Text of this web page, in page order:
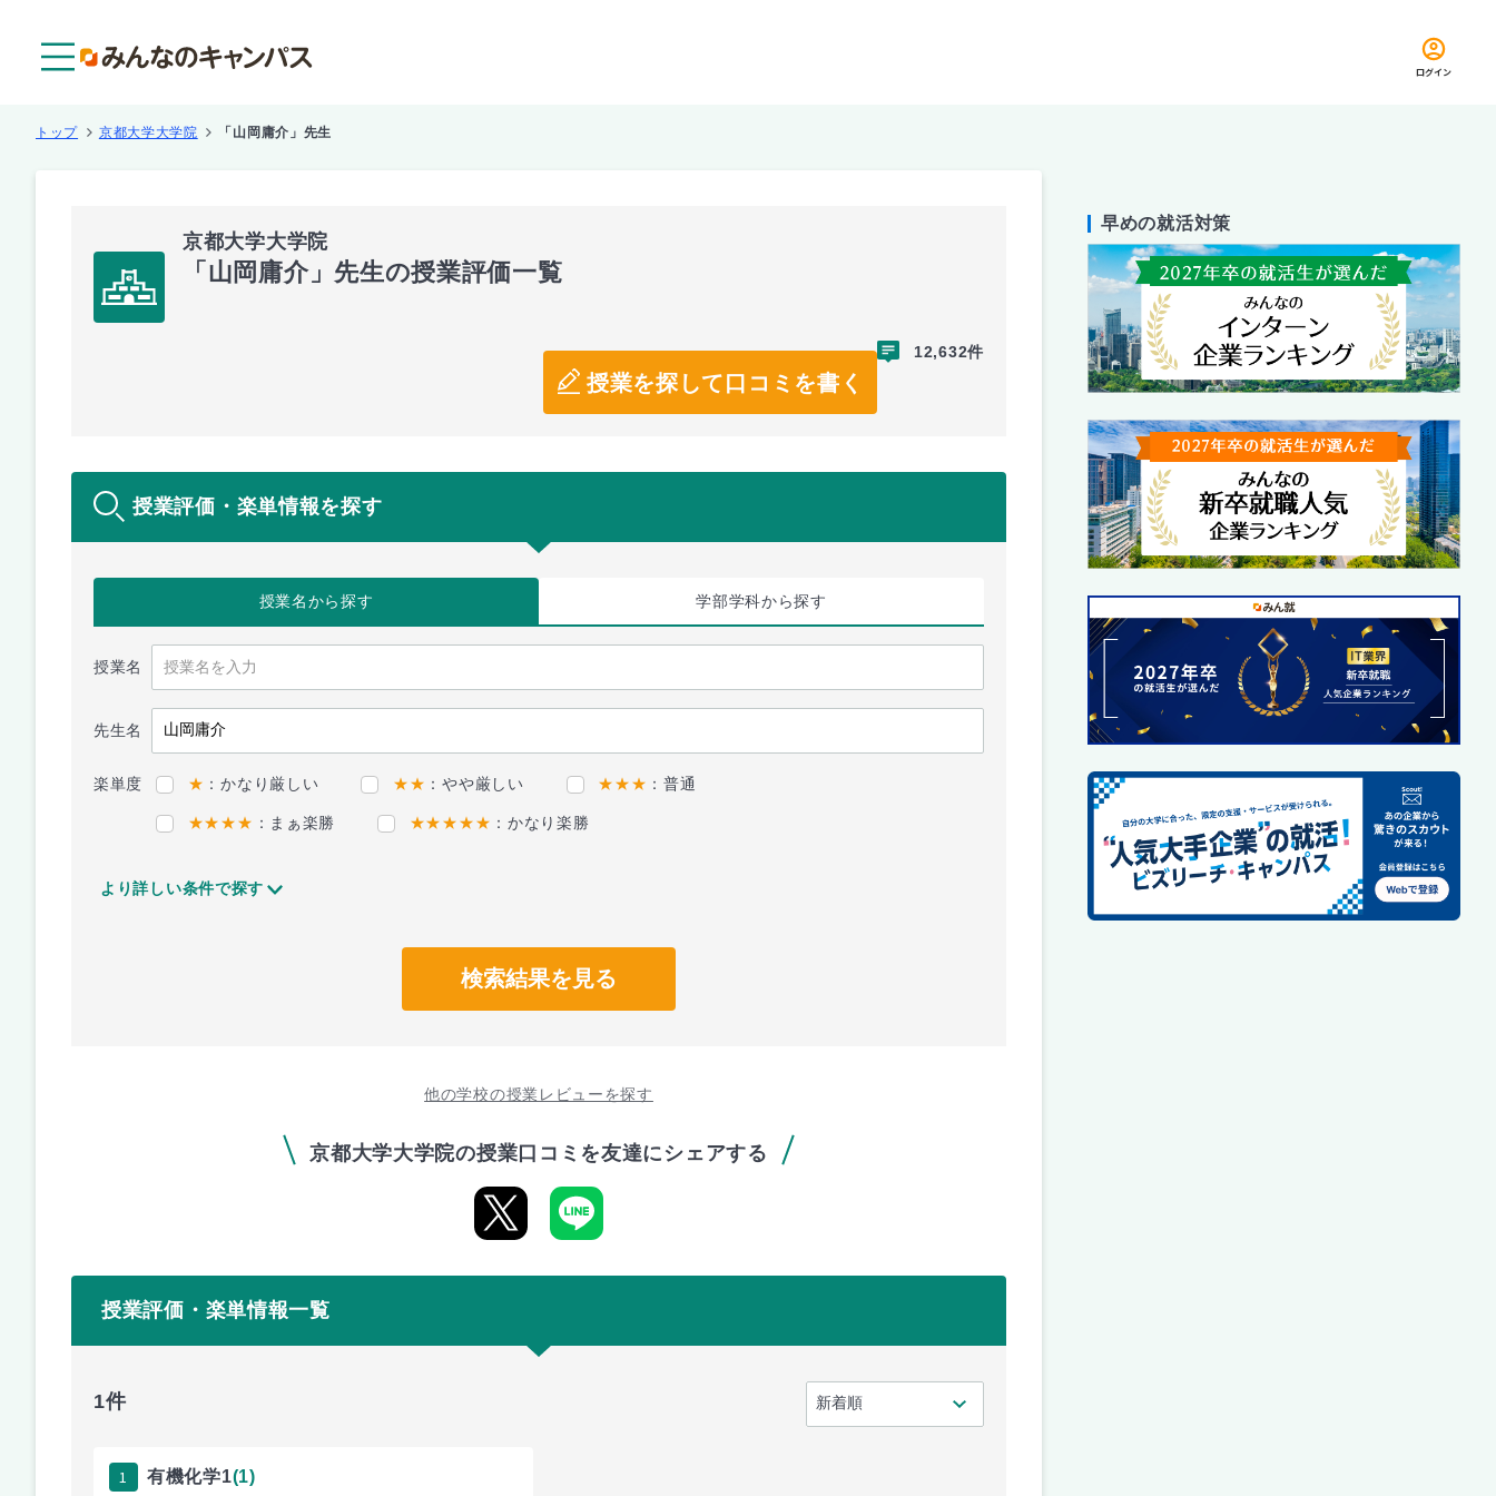
ログイン
トップ 京都大学大学院 「山岡庸介」先生
京都大学大学院
「山岡庸介」先生の授業評価一覧
授業を探して口コミを書く
12,632件
授業評価・楽単情報を探す
授業名から探す 学部学科から探す
授業名
先生名
楽単度 ★ ：かなり厳しい ★★ ：やや厳しい ★★★ ：普通
★★★★ ：まぁ楽勝 ★★★★★ ：かなり楽勝
より詳しい条件で探す
検索結果を見る
他の学校の授業レビューを探す
京都大学大学院の授業口コミを友達にシェアする
授業評価・楽単情報一覧
1件
1 有機化学1(1)
早めの就活対策